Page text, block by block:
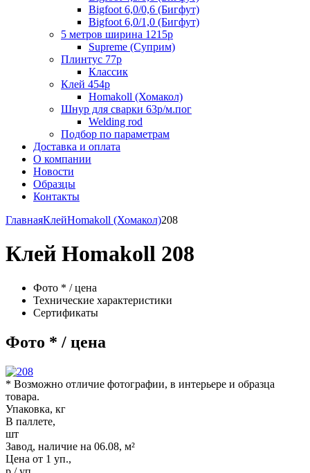
Bigfoot 6,0/0,6 (Бигфут)
Bigfoot 6,0/1,0 (Бигфут)
5 метров ширина 1215р
Supreme (Суприм)
Плинтус 77р
Классик
Клей 454р
Homakoll (Хомакол)
Шнур для сварки 63р/м.пог
Welding rod
Подбор по параметрам
Доставка и оплата
О компании
Новости
Образцы
Контакты
ГлавнаяКлейHomakoll (Хомакол)208
Клей Homakoll 208
Фото * / цена
Технические характеристики
Сертификаты
Фото * / цена
* Возможно отличие фотографии, в интерьере и образца
товара.
Упаковка, кг
В паллете,
шт
Завод, наличие на 06.08, м²
Цена от 1 уп.,